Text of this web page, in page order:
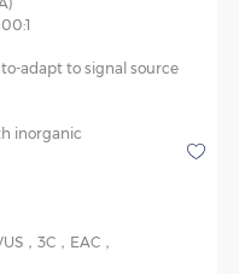
adapt to signal source
inorganic
，3C，EAC，